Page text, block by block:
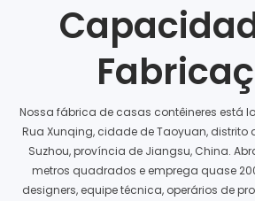
Nossa fábrica de casas contêineres está
Rua Xunqing, cidade de Taoyuan, distrito
Suzhou, província de Jiangsu, China.
metros quadrados e emprega quase
designers, equipe técnica, operários de